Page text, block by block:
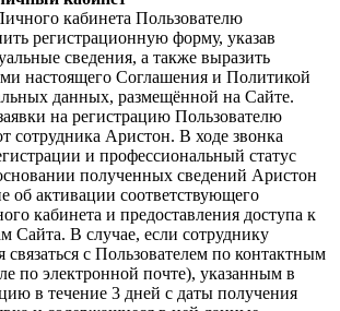
кабинета Пользователю
регистрационную форму, указав
сведения, а также выразить
настоящего Соглашения и Политикой
данных, размещённой на Сайте.
на регистрацию Пользователю
сотрудника Аристон. В ходе звонка
и профессиональный статус
полученных сведений Аристон
об активации соответствующего
кабинета и предоставления доступа к
Сайта. В случае, если сотруднику
связаться с Пользователем по контактным
по электронной почте), указанным в
в течение 3 дней с даты получения